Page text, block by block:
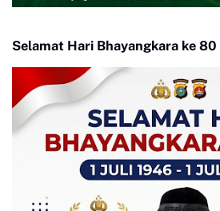
Selamat Hari Bhayangkara ke 80